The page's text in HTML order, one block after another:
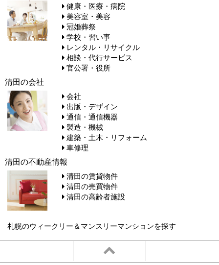
健康・医療・病院
美容室・美容
冠婚葬祭
学校・習い事
レンタル・リサイクル
相談・代行サービス
官公署・役所
清田の会社
会社
出版・デザイン
通信・通信機器
製造・機械
建築・土木・リフォーム
車修理
清田の不動産情報
清田の賃貸物件
清田の売買物件
清田の高齢者施設
札幌のウィークリー＆マンスリーマンションを探す